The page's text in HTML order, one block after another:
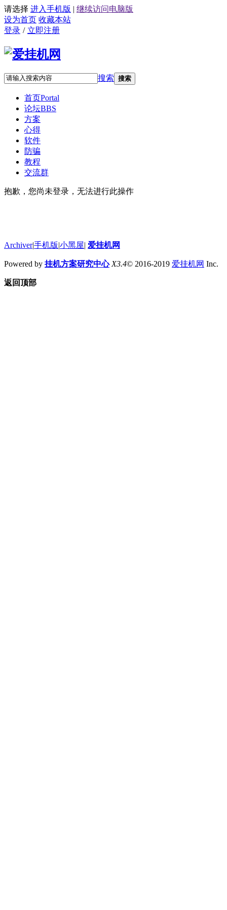
请选择 进入手机版 | 继续访问电脑版
设为首页 收藏本站
登录 / 立即注册
搜索 搜索
首页Portal
论坛BBS
方案
心得
软件
防骗
教程
交流群
抱歉，您尚未登录，无法进行此操作
Archiver|手机版|小黑屋| 爱挂机网
Powered by 挂机方案研究中心 X3.4© 2016-2019 爱挂机网 Inc.
返回顶部